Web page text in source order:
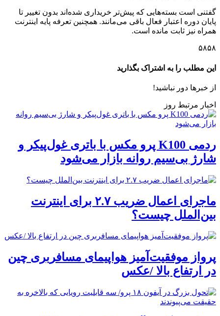
گفتنی است بسته‌هایی که پیش‌تر خریداری شده‌اند بدون تغییر تا
پایان دوره اعتبار فعال باقی می‌مانند. همچنین تعرفه پایه اینترنت
همراه نیز ثابت مانده است.
۵۸۵۸
این مطلب را به اشتراک بگذارید
از خبرها دور نباشید!
اخبار مرتبط روز
ردمی K100 پرو مکس با باتری غول‌پیکر و
شارژ بی‌سیم روانه بازار می‌شود
ماجرای اعمال ضریب ۲.۷ برای اینترنت
بین‌الملل چیست؟
پرواز موفقیت‌آمیز هواپیمای مسافربری چین
در ارتفاع بالا /عکس